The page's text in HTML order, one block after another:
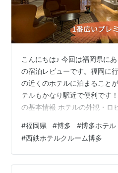
こんにちは♪ 今回は福岡県に
の宿泊レビューです。福岡に
の近くのホテルに泊まること
テルもかなり駅近で便利です
の基本情報 ホテルの外観・ロ
ルクルーム博多の基本情報 住
区博多駅前1-17-6 電話・・・
グ・・・68台 1泊¥1,500 チ
ェックアウト・・・11:00 JR
#福岡県 #博多 #博多ホテル
#西鉄ホテルクルーム博多